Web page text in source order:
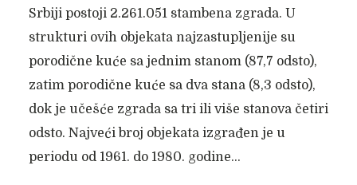
Srbiji postoji 2.261.051 stambena zgrada. U
strukturi ovih objekata najzastupljenije su
porodične kuće sa jednim stanom (87,7 odsto),
zatim porodične kuće sa dva stana (8,3 odsto),
dok je učešće zgrada sa tri ili više stanova četiri
odsto. Najveći broj objekata izgrađen je u
periodu od 1961. do 1980. godine...